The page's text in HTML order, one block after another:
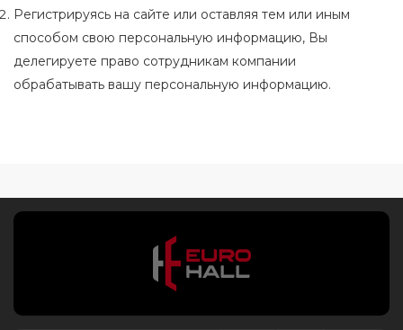
Регистрируясь на сайте или оставляя тем или иным
способом свою персональную информацию, Вы
делегируете право сотрудникам компании
обрабатывать вашу персональную информацию.